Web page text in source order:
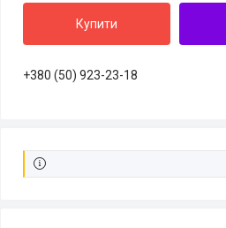
Купити
+380 (50) 923-23-18